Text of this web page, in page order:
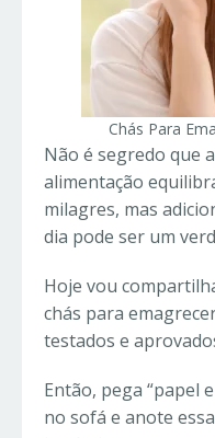
Chás Para
Não é segredo que
alimentação
milagres, mas
dia pode ser um
Hoje vou
chás para
testados e
Então, pega “papel
no sofá e anote